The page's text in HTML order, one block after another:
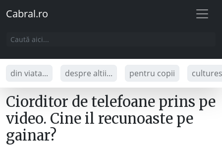
Cabral.ro
din viata... despre altii... pentru copii
Ciorditor de telefoane prins pe
video. Cine il recunoaste pe
gainar?